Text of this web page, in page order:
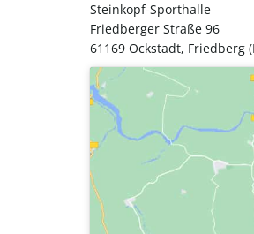
Steinkopf-Sporthalle
Friedberger Straße 96
61169 Ockstadt, Friedberg